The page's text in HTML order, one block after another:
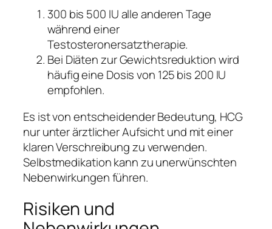
300 bis 500 IU alle anderen Tage
während einer
Testosteronersatztherapie.
Bei Diäten zur Gewichtsreduktion wird
häufig eine Dosis von 125 bis 200 IU
empfohlen.
Es ist von entscheidender Bedeutung, HCG
nur unter ärztlicher Aufsicht und mit einer
klaren Verschreibung zu verwenden.
Selbstmedikation kann zu unerwünschten
Nebenwirkungen führen.
Risiken und